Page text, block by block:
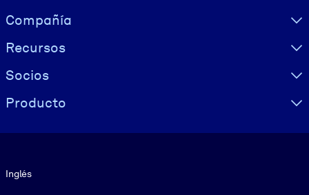
Visually hidden Text
Compañía
Recursos
Socios
Producto
Inglés